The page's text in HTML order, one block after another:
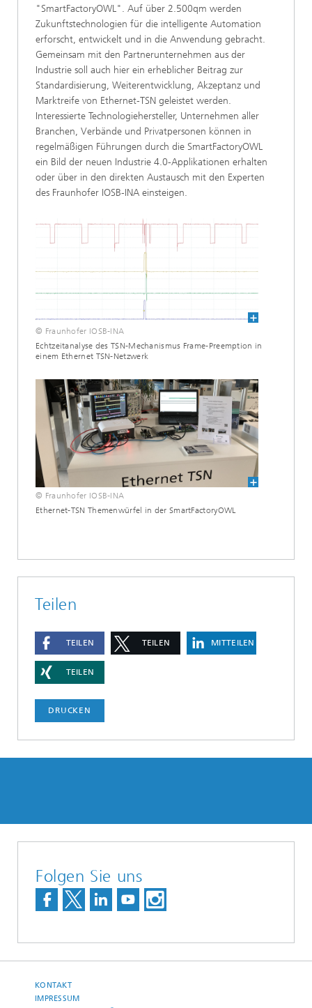
"SmartFactoryOWL". Auf über 2.500qm werden
Zukunftstechnologien für die intelligente Automation
erforscht, entwickelt und in die Anwendung gebracht.
Gemeinsam mit den Partnerunternehmen aus der
Industrie soll auch hier ein erheblicher Beitrag zur
Standardisierung, Weiterentwicklung, Akzeptanz und
Marktreife von Ethernet-TSN geleistet werden.
Interessierte Technologiehersteller, Unternehmen aller
Branchen, Verbände und Privatpersonen können in
regelmäßigen Führungen durch die SmartFactoryOWL
ein Bild der neuen Industrie 4.0-Applikationen erhalten
oder über in den direkten Austausch mit den Experten
des Fraunhofer IOSB-INA einsteigen.
© Fraunhofer IOSB-INA
Echtzeitanalyse des TSN-Mechanismus Frame-Preemption in
einem Ethernet TSN-Netzwerk
© Fraunhofer IOSB-INA
Ethernet-TSN Themenwürfel in der SmartFactoryOWL
Teilen
TEILEN TEILEN MITTEILEN
TEILEN
DRUCKEN
Folgen Sie uns
KONTAKT
IMPRESSUM